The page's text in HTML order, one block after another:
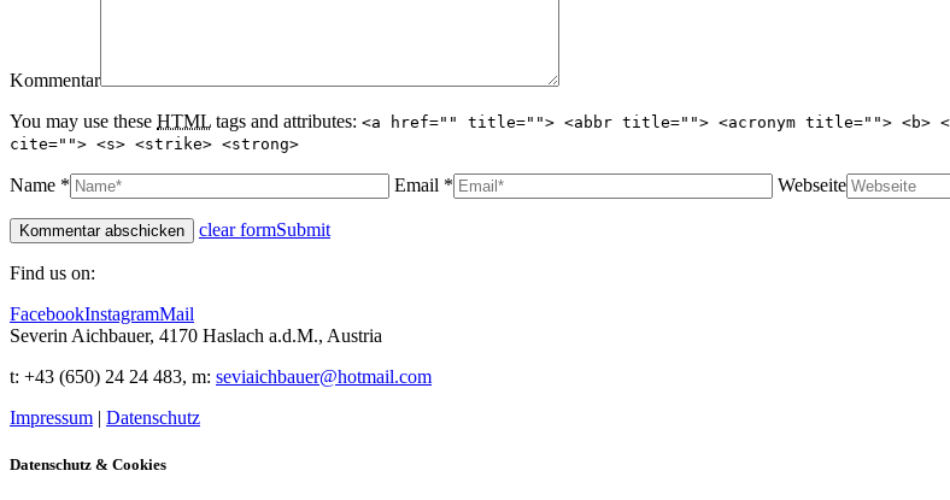
Kommentar
You may use these HTML tags and attributes: <a href="" title=""> <abbr title=""> <acronym title=""> <b>
cite=""> <s> <strike> <strong>
Name * Email * Webseite
clear formSubmit
Find us on:
FacebookInstagramMail
Severin Aichbauer, 4170 Haslach a.d.M., Austria
t: +43 (650) 24 24 483, m: seviaichbauer@hotmail.com
Impressum | Datenschutz
Datenschutz & Cookies